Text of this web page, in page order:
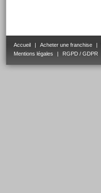
Accueil | Acheter une franchise |
Mentions légales
| RGPD / GDPR